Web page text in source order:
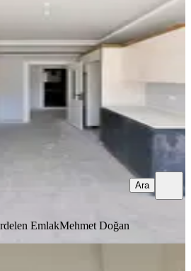
₺
Doğan
EmlakMehmet Doğan
Ara